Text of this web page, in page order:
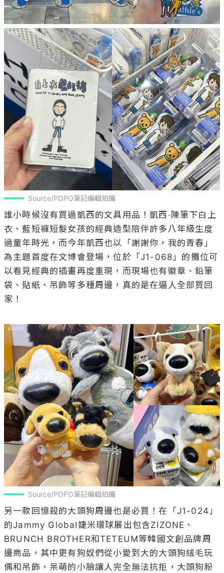
Source/POPO筆記編輯拍攝
誰小時候沒有買過凱西的文具用品！凱西·陳筆下白上
衣、藍短褲短髮女孩的經典造型陪伴許多八年級生度
過童年時光，而今年凱西也以「謝謝你，我的青春」
為主題首度在文博會登場，位於「J1-068」的攤位可
以看見經典的插畫再度重現，而現場也有徽章、鉛筆
袋、貼紙、吊飾等多種周邊，真的是在逼人全部買回
家！
Source/POPO筆記編輯拍攝
另一款回憶殺的大頭狗周邊也是必買！在「J1-024」
的Jammy Global婕米環球展出包含ZIZONE、
BRUNCH BROTHER和TETEUM等韓國文創品牌周
邊商品，其中更有狗奴們從小愛到大的大頭狗絨毛玩
偶和吊飾，呆萌的小臉讓人完全無法抗拒，大頭狗粉